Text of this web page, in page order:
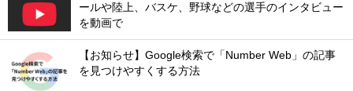
ールや陸上、バスケ、野球などの選手のインタビュー
を動画で
【お知らせ】Google検索で「Number Web」の記事
を見つけやすくする方法